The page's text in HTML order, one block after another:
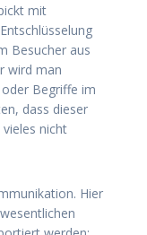
mit
Besucher aus
wird man
Begriffe im
dass dieser
nicht
Hier